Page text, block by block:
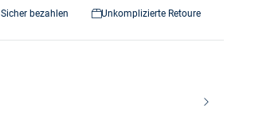
Sicher bezahlen Unkomplizierte Retoure